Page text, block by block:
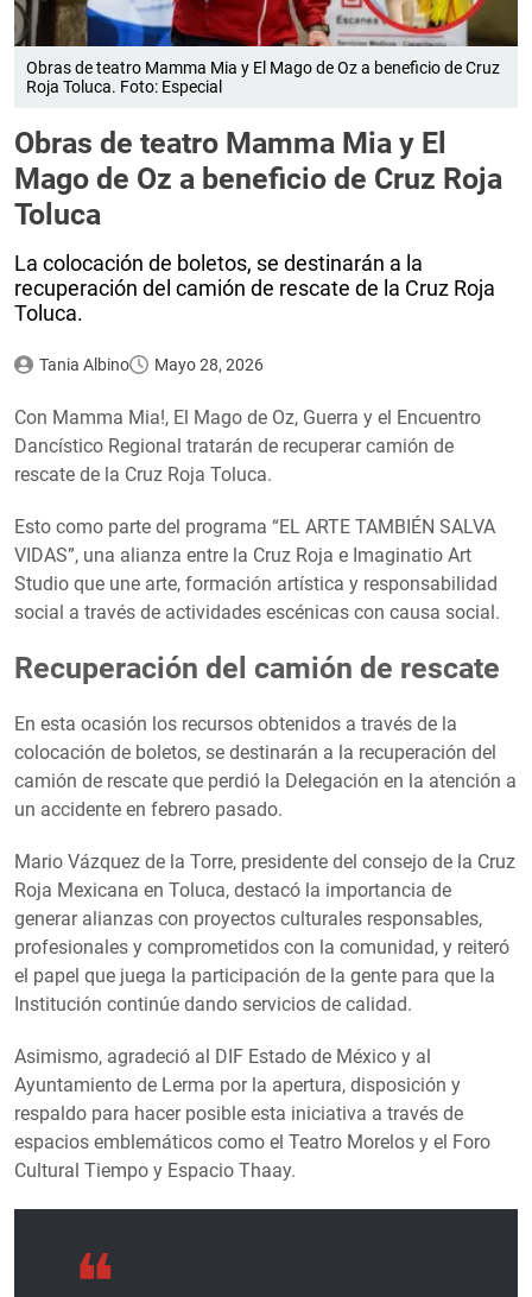
Obras de teatro Mamma Mia y El Mago de Oz a beneficio de Cruz
Roja Toluca. Foto: Especial
Obras de teatro Mamma Mia y El
Mago de Oz a beneficio de Cruz Roja
Toluca
La colocación de boletos, se destinarán a la
recuperación del camión de rescate de la Cruz Roja
Toluca.
Tania Albino Mayo 28, 2026
Con Mamma Mia!, El Mago de Oz, Guerra y el Encuentro
Dancístico Regional tratarán de recuperar camión de
rescate de la Cruz Roja Toluca.
Esto como parte del programa “EL ARTE TAMBIÉN SALVA
VIDAS”, una alianza entre la Cruz Roja e Imaginatio Art
Studio que une arte, formación artística y responsabilidad
social a través de actividades escénicas con causa social.
Recuperación del camión de rescate
En esta ocasión los recursos obtenidos a través de la
colocación de boletos, se destinarán a la recuperación del
camión de rescate que perdió la Delegación en la atención a
un accidente en febrero pasado.
Mario Vázquez de la Torre, presidente del consejo de la Cruz
Roja Mexicana en Toluca, destacó la importancia de
generar alianzas con proyectos culturales responsables,
profesionales y comprometidos con la comunidad, y reiteró
el papel que juega la participación de la gente para que la
Institución continúe dando servicios de calidad.
Asimismo, agradeció al DIF Estado de México y al
Ayuntamiento de Lerma por la apertura, disposición y
respaldo para hacer posible esta iniciativa a través de
espacios emblemáticos como el Teatro Morelos y el Foro
Cultural Tiempo y Espacio Thaay.